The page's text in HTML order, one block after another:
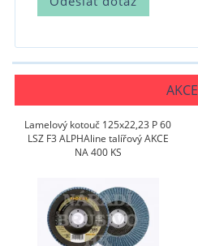
AKCE
Lamelový kotouč 125x22,23 P 60
LSZ F3 ALPHAline talířový AKCE
NA 400 KS